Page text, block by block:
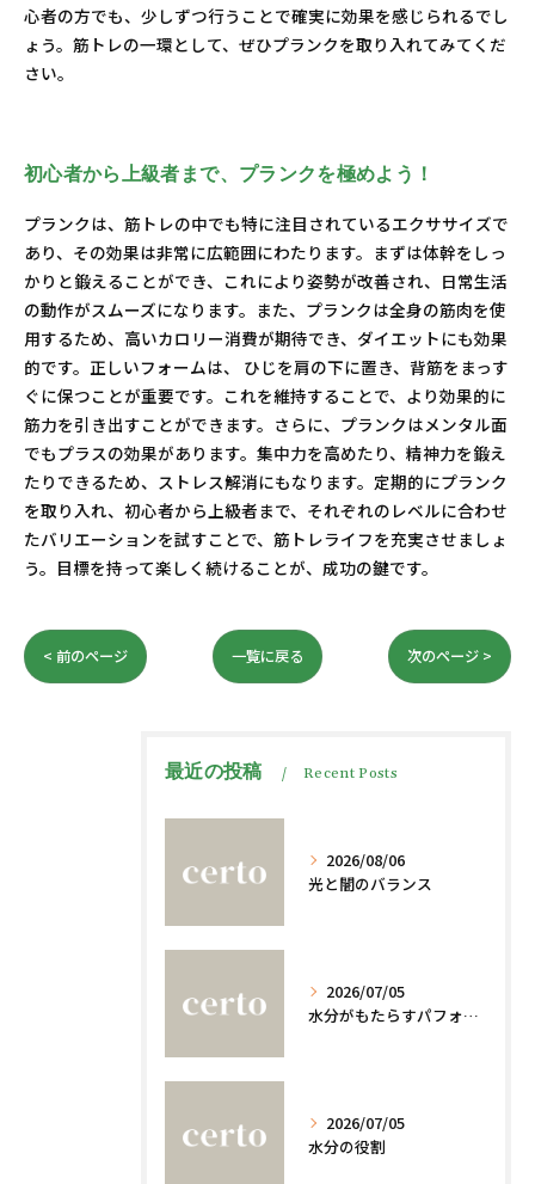
心者の方でも、少しずつ行うことで確実に効果を感じられるでし
ょう。筋トレの一環として、ぜひプランクを取り入れてみてくだ
さい。
初心者から上級者まで、プランクを極めよう！
プランクは、筋トレの中でも特に注目されているエクササイズで
あり、その効果は非常に広範囲にわたります。まずは体幹をしっ
かりと鍛えることができ、これにより姿勢が改善され、日常生活
の動作がスムーズになります。また、プランクは全身の筋肉を使
用するため、高いカロリー消費が期待でき、ダイエットにも効果
的です。正しいフォームは、 ひじを肩の下に置き、背筋をまっす
ぐに保つことが重要です。これを維持することで、より効果的に
筋力を引き出すことができます。さらに、プランクはメンタル面
でもプラスの効果があります。集中力を高めたり、精神力を鍛え
たりできるため、ストレス解消にもなります。定期的にプランク
を取り入れ、初心者から上級者まで、それぞれのレベルに合わせ
たバリエーションを試すことで、筋トレライフを充実させましょ
う。目標を持って楽しく続けることが、成功の鍵です。
< 前のページ 一覧に戻る 次のページ >
最近の投稿 Recent Posts
2026/08/06
光と闇のバランス
2026/07/05
水分がもたらすパフォーマンスへの影響
2026/07/05
水分の役割